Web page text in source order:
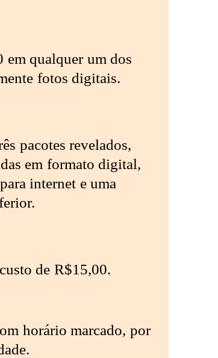
em qualquer um dos
fotos digitais.
pacotes revelados,
em formato digital,
internet e uma
de R$15,00.
horário marcado, por